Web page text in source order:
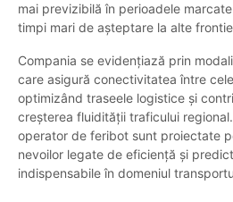
mai previzibilă în perioadele
timpi mari de așteptare la alte
Compania se evidențiază prin
care asigură conectivitatea între
optimizând traseele logistice și
creșterea fluidității traficului
operator de feribot sunt proiectate
nevoilor legate de eficiență și
indispensabile în domeniul